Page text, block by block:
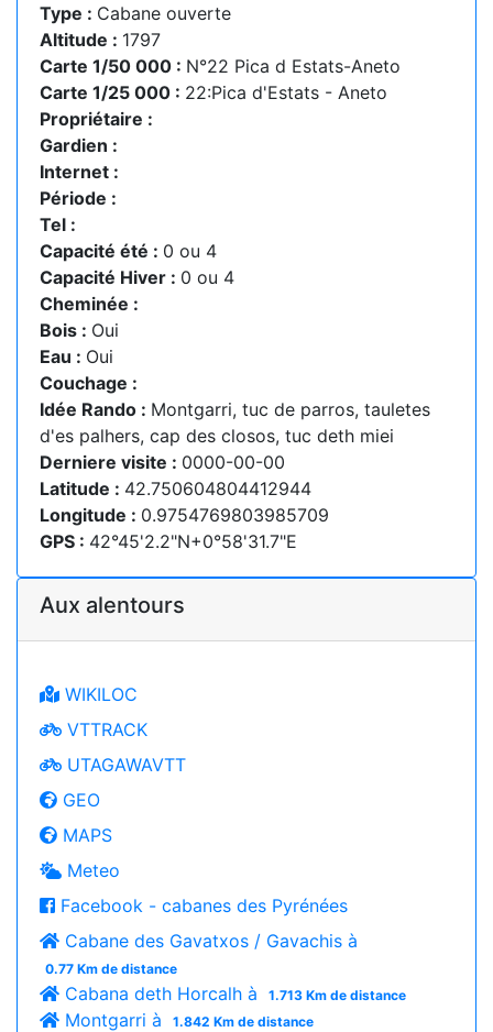
Type : Cabane ouverte
Altitude : 1797
Carte 1/50 000 : N°22 Pica d Estats-Aneto
Carte 1/25 000 : 22:Pica d'Estats - Aneto
Propriétaire :
Gardien :
Internet :
Période :
Tel :
Capacité été : 0 ou 4
Capacité Hiver : 0 ou 4
Cheminée :
Bois : Oui
Eau : Oui
Couchage :
Idée Rando : Montgarri, tuc de parros, tauletes
d'es palhers, cap des closos, tuc deth miei
Derniere visite : 0000-00-00
Latitude : 42.750604804412944
Longitude : 0.9754769803985709
GPS : 42°45'2.2"N+0°58'31.7"E
Aux alentours
WIKILOC
VTTRACK
UTAGAWAVTT
GEO
MAPS
Meteo
Facebook - cabanes des Pyrénées
Cabane des Gavatxos / Gavachis à
0.77 Km de distance
Cabana deth Horcalh à 1.713 Km de distance
Montgarri à 1.842 Km de distance